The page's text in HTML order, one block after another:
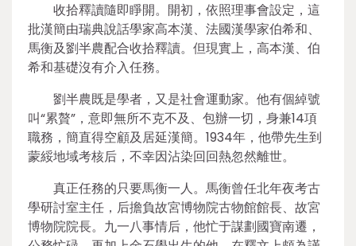
收拾釋讀隨即睜開。開初，依照理事會設定，這
批漢簡由瑞典說話學家高本漢、法國漢學家伯希和、
馬衡及劉半農配合收拾釋讀。但現實上，高本漢、伯
希和基礎沒有介入任務。
劉半農既是學者，又是社會運動家。他有個綽號
叫“累贅”，意即無所不克不及、包辦一切，身兼14項
職務，簡直得空顧及居延漢簡。1934年，他帶先生到
蒙綏地域考核后，不幸因沾染回回熱忽然離世。
真正任務的只要馬衡一人。馬衡曾任北年夜考古
學研討室主任，后擔負故宮博物院古物館館長、故宮
博物院院長。九一八事情后，他忙于謀劃國寶南遷，